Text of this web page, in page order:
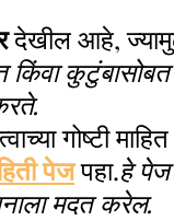
देखील आहे,
किंवा
गोष्टी
पेज पहा.हे
मदत करेल.